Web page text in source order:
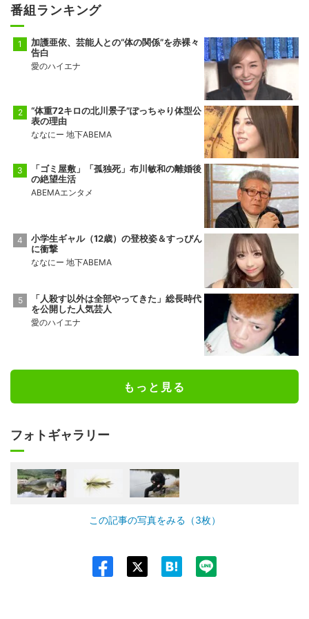
番組ランキング
加護亜依、芸能人との“体の関係”を赤裸々
告白
愛のハイエナ
“体重72キロの北川景子”ぽっちゃり体型公
表の理由
ななにー 地下ABEMA
「ゴミ屋敷」「孤独死」布川敏和の離婚後
の絶望生活
ABEMAエンタメ
小学生ギャル（12歳）の登校姿＆すっぴん
に衝撃
ななにー 地下ABEMA
「人殺す以外は全部やってきた」総長時代
を公開した人気芸人
愛のハイエナ
もっと見る
フォトギャラリー
この記事の写真をみる（3枚）